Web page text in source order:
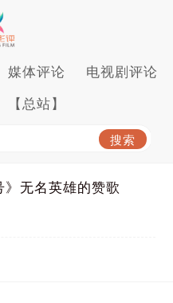
媒体评论 电视剧评论
【总站】
》无名英雄的赞歌